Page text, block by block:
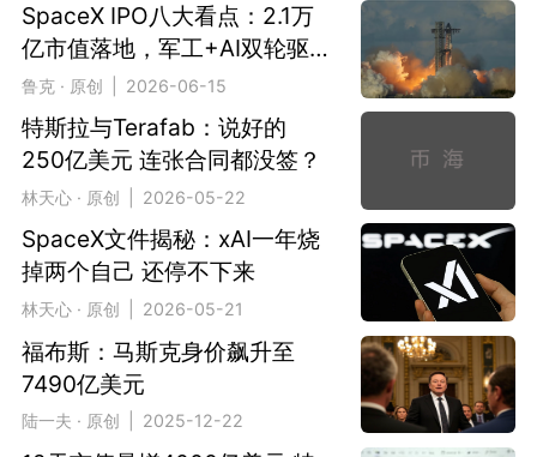
SpaceX IPO八大看点：2.1万
亿市值落地，军工+AI双轮驱
动重塑全球资本格局
鲁克 · 原创 | 2026-06-15
特斯拉与Terafab：说好的
250亿美元 连张合同都没签？
林天心 · 原创 | 2026-05-22
SpaceX文件揭秘：xAI一年烧
掉两个自己 还停不下来
林天心 · 原创 | 2026-05-21
福布斯：马斯克身价飙升至
7490亿美元
陆一夫 · 原创 | 2025-12-22